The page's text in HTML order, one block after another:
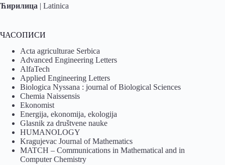
Ћирилица | Latinica
ЧАСОПИСИ
Acta agriculturae Serbica
Advanced Engineering Letters
AlfaTech
Applied Engineering Letters
Biologica Nyssana : journal of Biological Sciences
Chemia Naissensis
Ekonomist
Energija, ekonomija, ekologija
Glasnik za društvene nauke
HUMANOLOGY
Kragujevac Journal of Mathematics
MATCH – Communications in Mathematical and in
Computer Chemistry